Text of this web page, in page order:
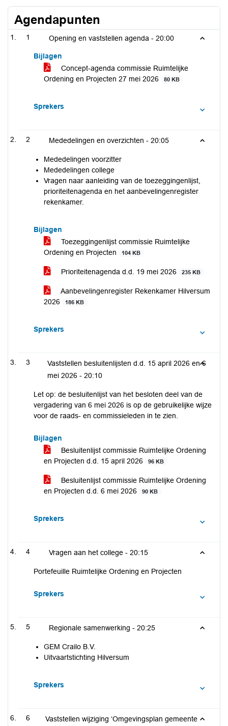
Agendapunten
1 Opening en vaststellen agenda - 20:00
Bijlagen
Concept-agenda commissie Ruimtelijke
Ordening en Projecten 27 mei 2026
80 KB
Sprekers
2 Mededelingen en overzichten - 20:05
Mededelingen voorzitter
Mededelingen college
Vragen naar aanleiding van de toezeggingenlijst,
prioriteitenagenda en het aanbevelingenregister
rekenkamer.
Bijlagen
Toezeggingenlijst commissie Ruimtelijke
Ordening en Projecten
104 KB
Prioriteitenagenda d.d. 19 mei 2026 235 KB
Aanbevelingenregister Rekenkamer Hilversum
2026
186 KB
Sprekers
3
Vaststellen besluitenlijsten d.d. 15 april 2026 en 6
mei 2026 - 20:10
Let op: de besluitenlijst van het besloten deel van de
vergadering van 6 mei 2026 is op de gebruikelijke wijze
voor de raads- en commissieleden in te zien.
Bijlagen
Besluitenlijst commissie Ruimtelijke Ordening
en Projecten d.d. 15 april 2026
96 KB
Besluitenlijst commissie Ruimtelijke Ordening
en Projecten d.d. 6 mei 2026
90 KB
Sprekers
4 Vragen aan het college - 20:15
Portefeuille Ruimtelijke Ordening en Projecten
Sprekers
5 Regionale samenwerking - 20:25
GEM Crailo B.V.
Uitvaartstichting Hilversum
Sprekers
6 Vaststellen wijziging ‘Omgevingsplan gemeente